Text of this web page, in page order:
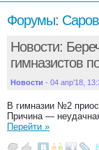
Форумы:
Новости:
гимназистов
Новости - 04 апр’18,
В гимназии №2
Причина —
Перейти »